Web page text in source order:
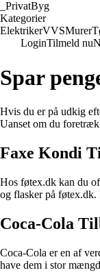
PrivatByg
Kategorier
ElektrikerVVSMurer
LoginTilmeld nu
Spar
Hvis du er på udkig
Uanset om du
Faxe Kondi
Hos føtex.dk kan du
og flasker på føtex.dk.
Coca-Cola
Coca-Cola er en af
have dem i stor